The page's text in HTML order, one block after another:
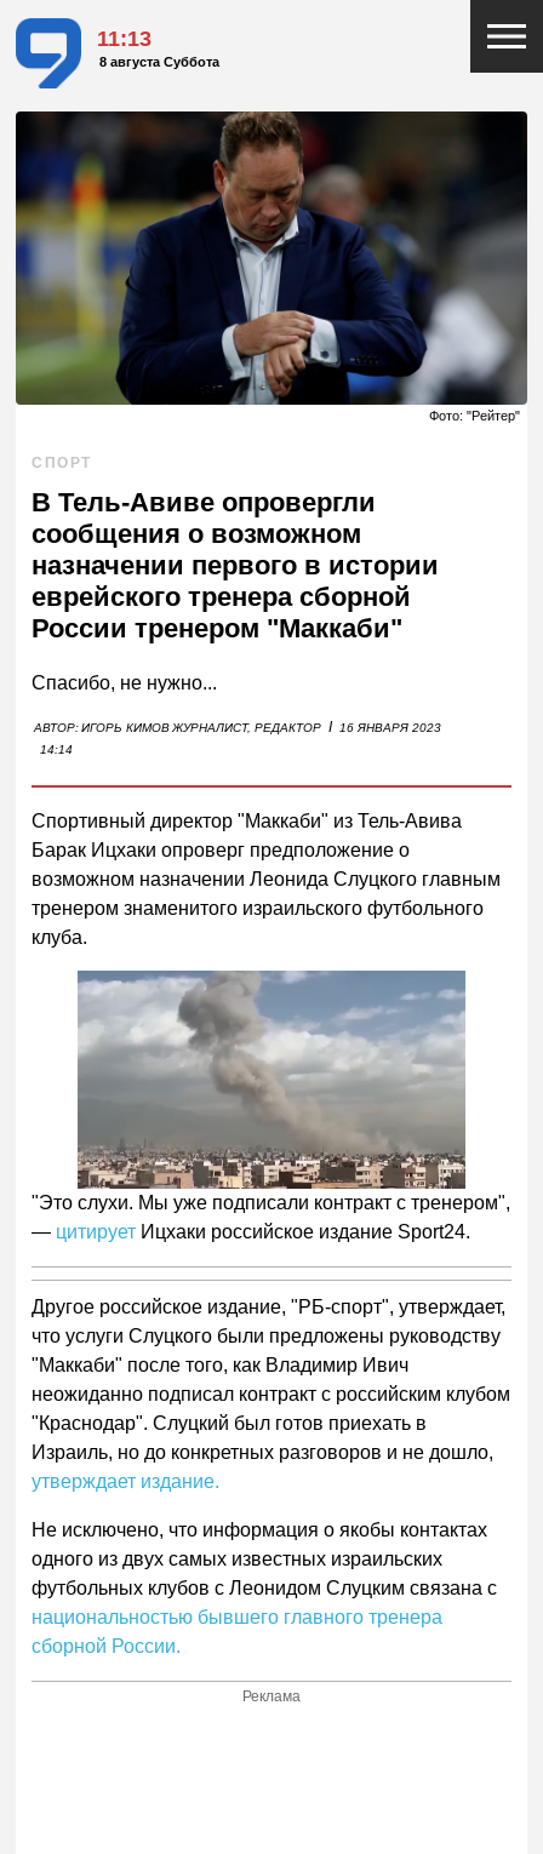
11:13
8 августа Суббота
Фото: "Рейтер"
СПОРТ
В Тель-Авиве опровергли
сообщения о возможном
назначении первого в истории
еврейского тренера сборной
России тренером "Маккаби"
Спасибо, не нужно...
АВТОР:ИГОРЬ КИМОВЖУРНАЛИСТ, РЕДАКТОР I
16 ЯНВАРЯ 2023
14:14
Спортивный директор "Маккаби" из Тель-Авива
Барак Ицхаки опроверг предположение о
возможном назначении Леонида Слуцкого главным
тренером знаменитого израильского футбольного
клуба.
"Это слухи. Мы уже подписали контракт с тренером",
— цитирует Ицхаки российское издание Sport24.
Другое российское издание, "РБ-спорт", утверждает,
что услуги Слуцкого были предложены руководству
"Маккаби" после того, как Владимир Ивич
неожиданно подписал контракт с российским клубом
"Краснодар". Слуцкий был готов приехать в
Израиль, но до конкретных разговоров и не дошло,
утверждает издание.
Не исключено, что информация о якобы контактах
одного из двух самых известных израильских
футбольных клубов с Леонидом Слуцким связана с
национальностью бывшего главного тренера
сборной России.
Реклама